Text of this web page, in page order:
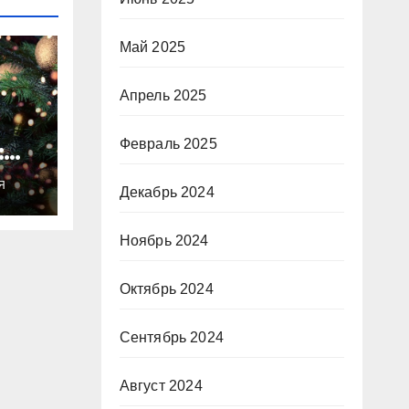
Май 2025
Апрель 2025
Февраль 2025
Декабрь 2024
Ноябрь 2024
Октябрь 2024
Сентябрь 2024
Август 2024